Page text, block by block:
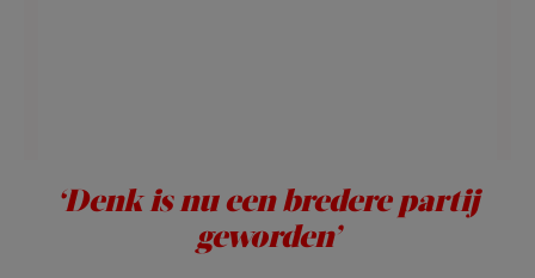
‘Denk is nu een bredere partij
geworden’